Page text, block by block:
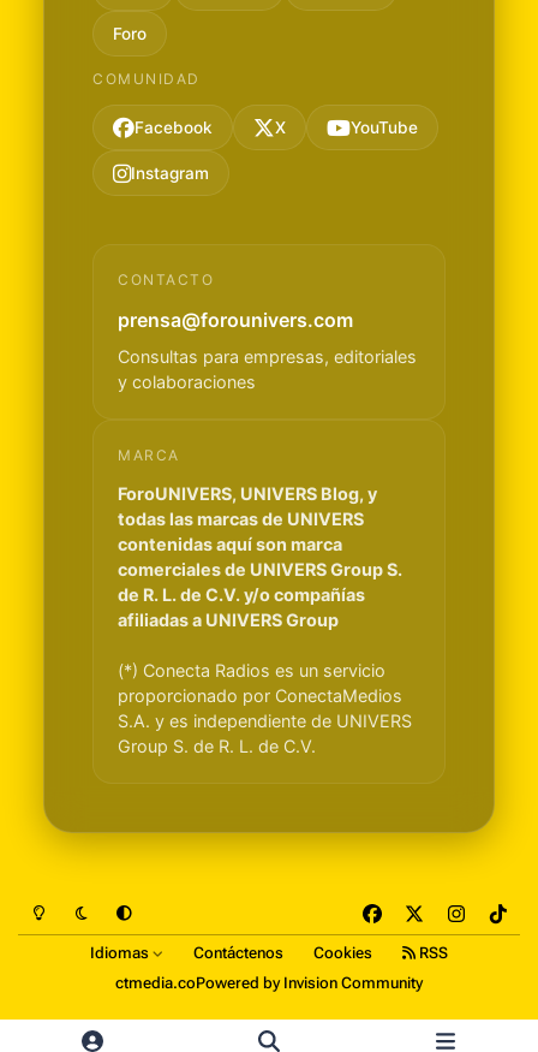
Foro
COMUNIDAD
Facebook X YouTube
Instagram
CONTACTO
prensa@forounivers.com
Consultas para empresas, editoriales
y colaboraciones
MARCA
ForoUNIVERS, UNIVERS Blog, y
todas las marcas de UNIVERS
contenidas aquí son marca
comerciales de UNIVERS Group S.
de R. L. de C.V. y/o compañías
afiliadas a UNIVERS Group
(*) Conecta Radios es un servicio
proporcionado por ConectaMedios
S.A. y es independiente de UNIVERS
Group S. de R. L. de C.V.
Light ModeDark ModeSystem Preference
a
c
e
b
n
s
a
i
o
Idiomas Contáctenos Cookies
RSS
ctmedia.coPowered by Invision Community